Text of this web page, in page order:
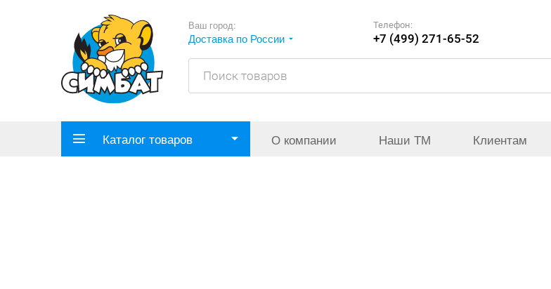
Ваш город:
Доставка по России
Телефон:
+7 (499) 271-65-52
Каталог товаров О компании Наши ТМ Клиентам